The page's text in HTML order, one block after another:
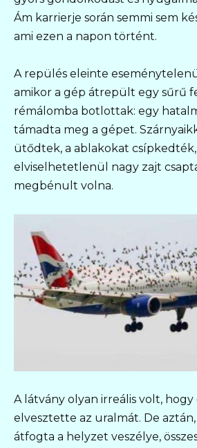
Ám karrierje során semmi sem
ami ezen a napon történt.
A repülés eleinte
amikor a gép átrepült egy sűrű
rémálomba botlottak: egy
támadta meg a gépet.
ütődtek, a ablakokat csípkedték,
elviselhetetlenül nagy zajt
megbénult volna.
A látvány olyan irreális volt,
elvesztette az uralmát. De
átfogta a helyzet veszélye,